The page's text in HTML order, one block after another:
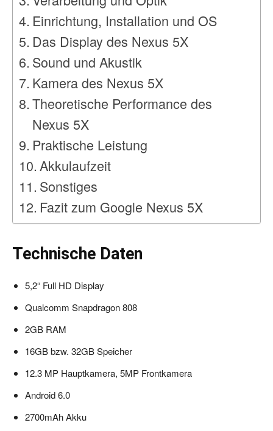
Einrichtung, Installation und OS
Das Display des Nexus 5X
Sound und Akustik
Kamera des Nexus 5X
Theoretische Performance des
Nexus 5X
Praktische Leistung
Akkulaufzeit
Sonstiges
Fazit zum Google Nexus 5X
Technische Daten
5,2“ Full HD Display
Qualcomm Snapdragon 808
2GB RAM
16GB bzw. 32GB Speicher
12.3 MP Hauptkamera, 5MP Frontkamera
Android 6.0
2700mAh Akku